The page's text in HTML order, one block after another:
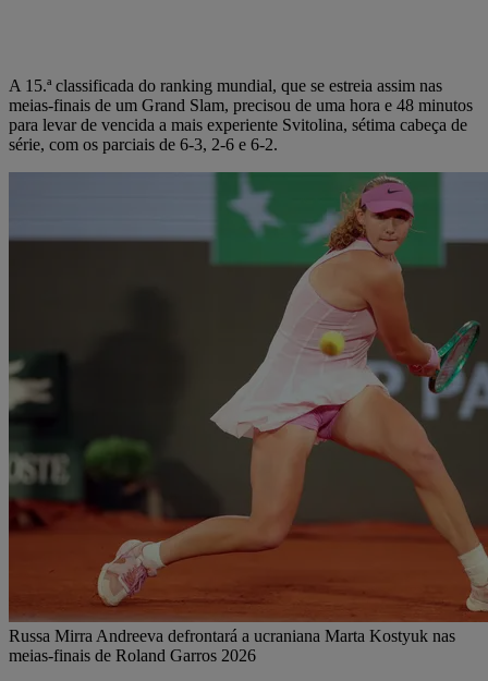
A 15.ª classificada do ranking mundial, que se estreia assim nas
meias-finais de um Grand Slam, precisou de uma hora e 48 minutos
para levar de vencida a mais experiente Svitolina, sétima cabeça de
série, com os parciais de 6-3, 2-6 e 6-2.
Russa Mirra Andreeva defrontará a ucraniana Marta Kostyuk nas
meias-finais de Roland Garros 2026